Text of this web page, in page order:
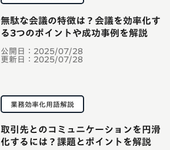
公開日： 2025/07/28
更新日： 2025/07/28
無駄な会議の特徴は？会議を効率化す
る3つのポイントや成功事例を解説
業務効率化用語解説
取引先とのコミュニケーションを円滑
化するには？課題とポイントを解説